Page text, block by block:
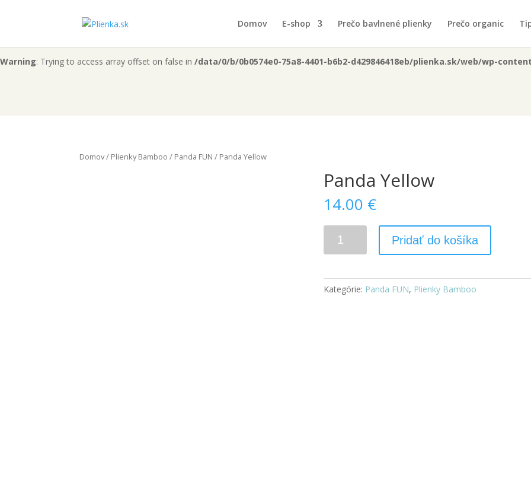
: "continue" targeting switch is equivalent to "break". Did you mean to use "continue 2"? in/data/0/b/0b0574e0-75a8-4401-
Warning: Trying to access array offset on false in /data/0/b/0b0574e0-75a8-4401-b6b2-d429846418eb/plienka.sk/web/wp-
Domov E-shop Prečo bavlnené plienky Prečo organic
Domov/ Plienky Bamboo / Panda FUN / Panda Yellow
Panda Yellow
14.00 €
Panda
Pridať do košíka
Kategórie: Panda FUN, Plienky Bamboo